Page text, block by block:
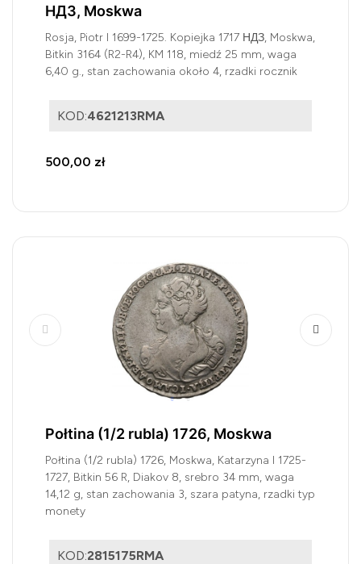
НДЗ, Moskwa
Rosja, Piotr I 1699-1725. Kopiejka 1717 НДЗ, Moskwa,
Bitkin 3164 (R2-R4), KM 118, miedź 25 mm, waga
6,40 g., stan zachowania około 4, rzadki rocznik
KOD:4621213RMA
500,00 zł
Połtina (1/2 rubla) 1726, Moskwa
Połtina (1/2 rubla) 1726, Moskwa, Katarzyna I 1725-
1727, Bitkin 56 R, Diakov 8, srebro 34 mm, waga
14,12 g, stan zachowania 3, szara patyna, rzadki typ
monety
KOD:2815175RMA